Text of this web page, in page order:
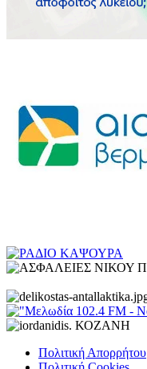
Πολιτική Απορρήτου